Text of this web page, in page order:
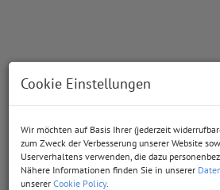
Cookie Einstellungen
Wir möchten auf Basis Ihrer (jederzeit
zum Zweck der Verbesserung unserer Website
Userverhaltens verwenden, die dazu
Nähere Informationen finden Sie in unserer
unserer Cookie Policy.